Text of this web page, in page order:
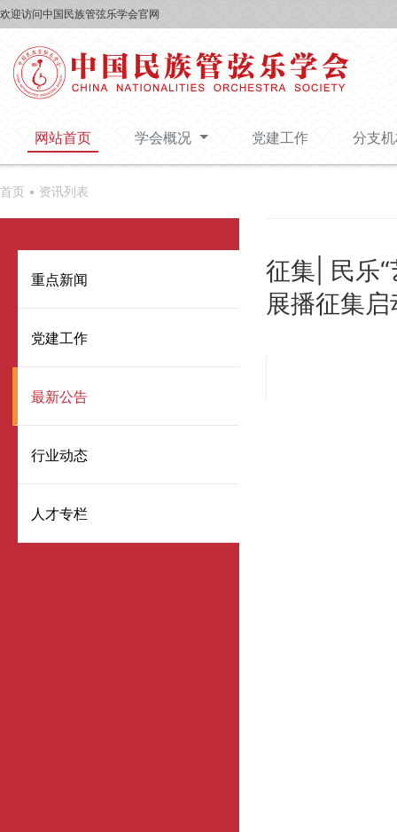
欢迎访问中国民族管弦乐学会官网
网站首页 学会概况 党建工作 分支
首页 • 资讯列表
重点新闻
党建工作
最新公告
行业动态
人才专栏
征集| 民乐
展播征集启